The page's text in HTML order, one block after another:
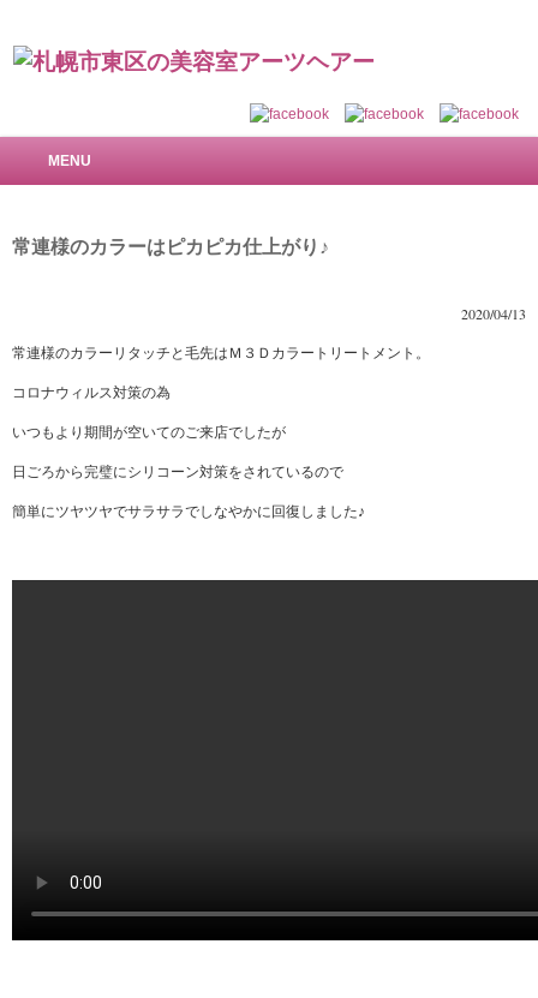
MENU
常連様のカラーはピカピカ仕上がり♪
2020/04/13
常連様のカラーリタッチと毛先はＭ３Ｄカラートリートメント。
コロナウィルス対策の為
いつもより期間が空いてのご来店でしたが
日ごろから完璧にシリコーン対策をされているので
簡単にツヤツヤでサラサラでしなやかに回復しました♪